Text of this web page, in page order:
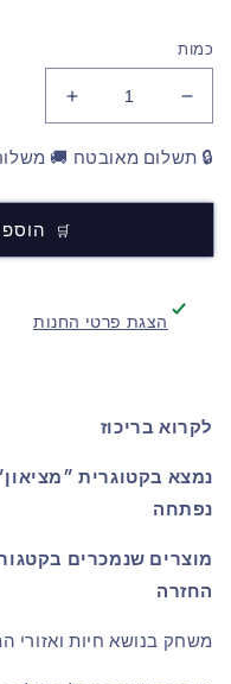
כמות
🔒 תשלום מאובטח 🚚
הצגת פרטי החנות
לקרוא בריכוז
נמצא בקטוגרית
נפתחה
מוצרים שנמכרים
החזרה
משחק בנושא חיות ואזורי